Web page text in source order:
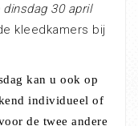
30 april
kleedkamers bij
kan u ook op
individueel of
de twee andere